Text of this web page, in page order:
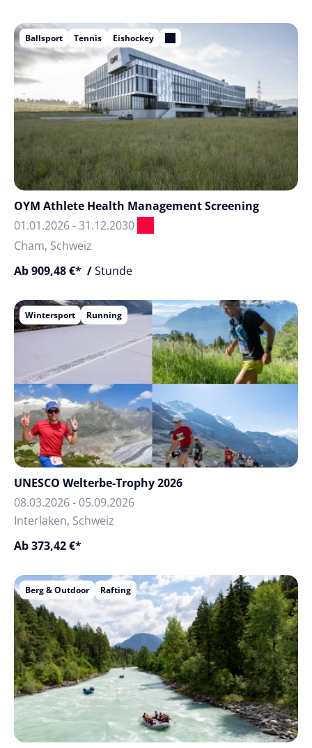
Ballsport Tennis Eishockey
OYM Athlete Health Management Screening
01.01.2026 - 31.12.2030
Cham, Schweiz
Ab 909,48 €* /Stunde
Wintersport Running
UNESCO Welterbe-Trophy 2026
08.03.2026 - 05.09.2026
Interlaken, Schweiz
Ab 373,42 €*
Berg & Outdoor Rafting